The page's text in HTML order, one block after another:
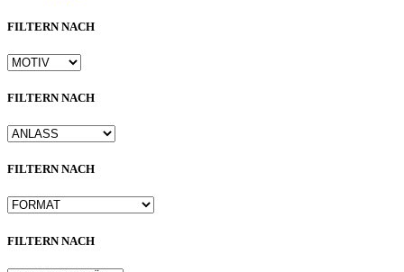
FILTERN NACH
FILTERN NACH
FILTERN NACH
FILTERN NACH